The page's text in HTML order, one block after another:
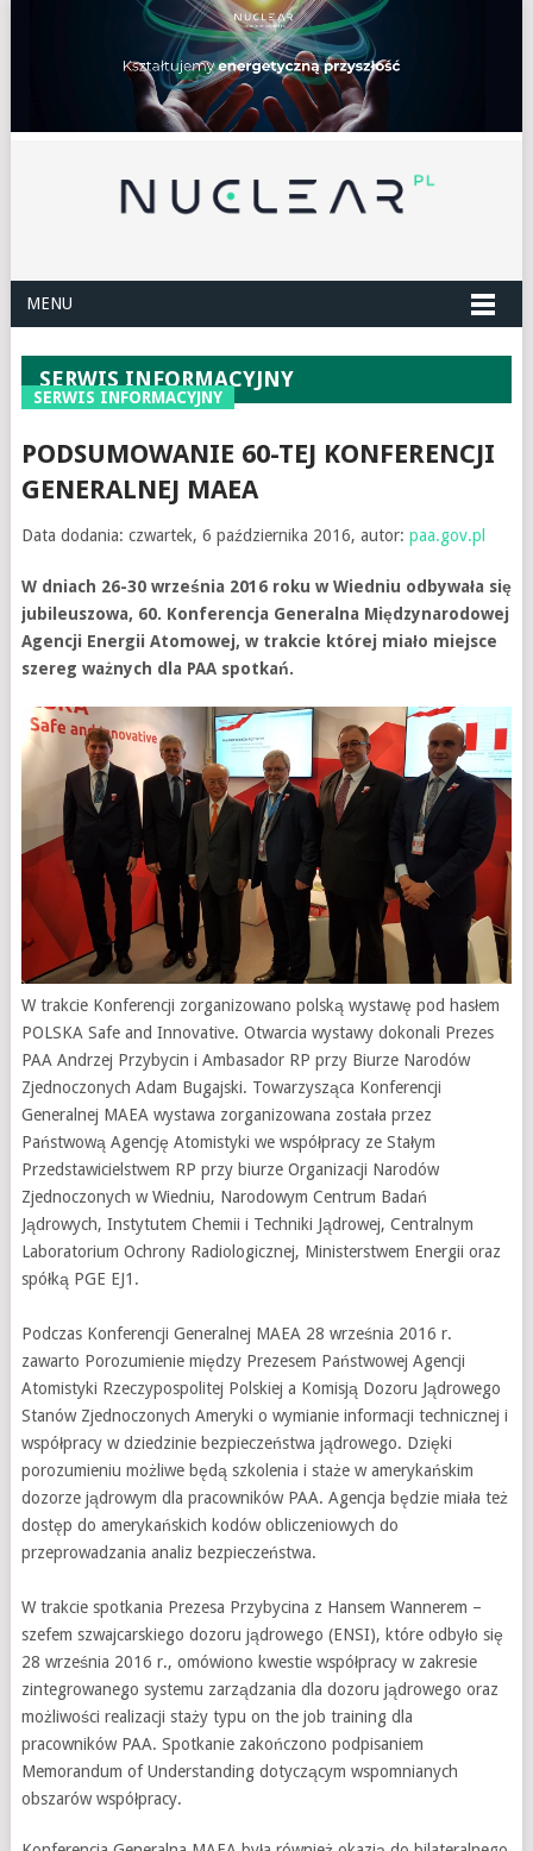
MENU
SERWIS INFORMACYJNY
PODSUMOWANIE 60-TEJ KONFERENCJI
GENERALNEJ MAEA
Data dodania: czwartek, 6 października 2016, autor: paa.gov.pl
W dniach 26-30 września 2016 roku w Wiedniu odbywała się
jubileuszowa, 60. Konferencja Generalna Międzynarodowej
Agencji Energii Atomowej, w trakcie której miało miejsce
szereg ważnych dla PAA spotkań.
W trakcie Konferencji zorganizowano polską wystawę pod hasłem
POLSKA Safe and Innovative. Otwarcia wystawy dokonali Prezes
PAA Andrzej Przybycin i Ambasador RP przy Biurze Narodów
Zjednoczonych Adam Bugajski. Towarzysząca Konferencji
Generalnej MAEA wystawa zorganizowana została przez
Państwową Agencję Atomistyki we współpracy ze Stałym
Przedstawicielstwem RP przy biurze Organizacji Narodów
Zjednoczonych w Wiedniu, Narodowym Centrum Badań
Jądrowych, Instytutem Chemii i Techniki Jądrowej, Centralnym
Laboratorium Ochrony Radiologicznej, Ministerstwem Energii oraz
spółką PGE EJ1.
Podczas Konferencji Generalnej MAEA 28 września 2016 r.
zawarto Porozumienie między Prezesem Państwowej Agencji
Atomistyki Rzeczypospolitej Polskiej a Komisją Dozoru Jądrowego
Stanów Zjednoczonych Ameryki o wymianie informacji technicznej i
współpracy w dziedzinie bezpieczeństwa jądrowego. Dzięki
porozumieniu możliwe będą szkolenia i staże w amerykańskim
dozorze jądrowym dla pracowników PAA. Agencja będzie miała też
dostęp do amerykańskich kodów obliczeniowych do
przeprowadzania analiz bezpieczeństwa.
W trakcie spotkania Prezesa Przybycina z Hansem Wannerem –
szefem szwajcarskiego dozoru jądrowego (ENSI), które odbyło się
28 września 2016 r., omówiono kwestie współpracy w zakresie
zintegrowanego systemu zarządzania dla dozoru jądrowego oraz
możliwości realizacji staży typu on the job training dla
pracowników PAA. Spotkanie zakończono podpisaniem
Memorandum of Understanding dotyczącym wspomnianych
obszarów współpracy.
SERWIS INFORMACYJNY